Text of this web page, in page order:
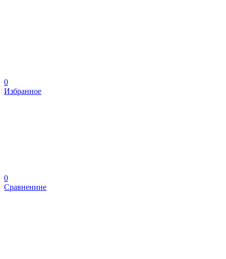
0
Избранное
0
Сравненине